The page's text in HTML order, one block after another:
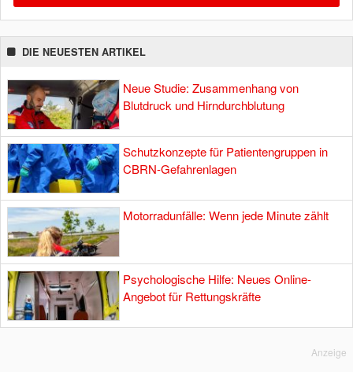
DIE NEUESTEN ARTIKEL
Neue Studie: Zusammenhang von
Blutdruck und Hirndurchblutung
Schutzkonzepte für Patientengruppen in
CBRN-Gefahrenlagen
Motorradunfälle: Wenn jede Minute zählt
Psychologische Hilfe: Neues Online-
Angebot für Rettungskräfte
Anzeige